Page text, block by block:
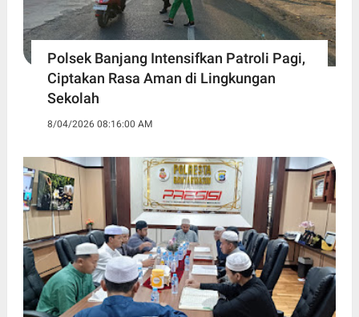
Polsek Banjang Intensifkan Patroli Pagi,
Ciptakan Rasa Aman di Lingkungan
Sekolah
8/04/2026 08:16:00 AM